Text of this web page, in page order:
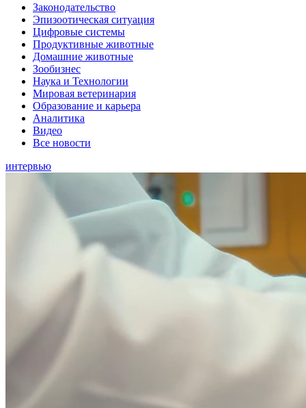
Законодательство
Эпизоотическая ситуация
Цифровые системы
Продуктивные животные
Домашние животные
Зообизнес
Наука и Технологии
Мировая ветеринария
Образование и карьера
Аналитика
Видео
Все новости
интервью